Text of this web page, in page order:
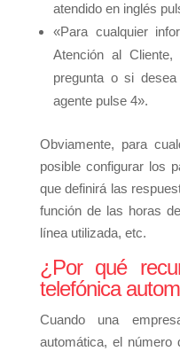
atendido en inglés
«Para cualquier
Atención al
pregunta o si
agente pulse 4».
Obviamente, para
posible configurar los
que definirá las
función de las horas
línea utilizada, etc.
¿Por qué
telefónica
Cuando una
automática, el número